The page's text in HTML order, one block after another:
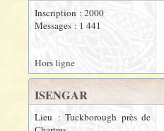
Inscription : 2000
Messages : 1 441
Hors ligne
ISENGAR
Lieu : Tuckborough près de